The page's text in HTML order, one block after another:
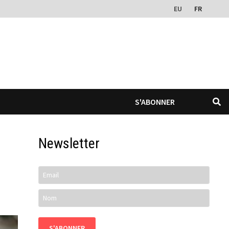
EU FR
S'ABONNER
Newsletter